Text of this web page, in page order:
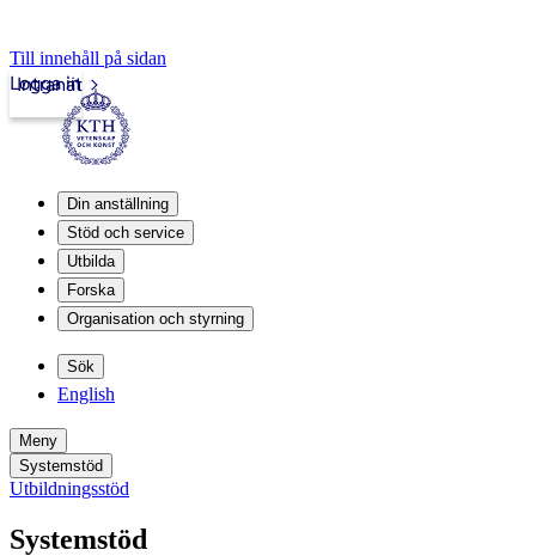
Till innehåll på sidan
Intranät
Logga in
Din anställning
Stöd och service
Utbilda
Forska
Organisation och styrning
Sök
English
Meny
Systemstöd
Utbildningsstöd
Systemstöd